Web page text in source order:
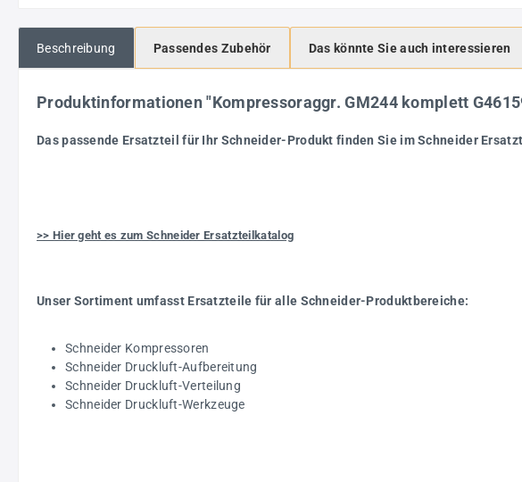
Beschreibung Passendes Zubehör Das könnte Sie auch interessieren
Produktinformationen "Kompressoraggr. GM244 komplett
Das passende Ersatzteil für Ihr Schneider-Produkt finden Sie im Schneider
>> Hier geht es zum Schneider Ersatzteilkatalog
Unser Sortiment umfasst Ersatzteile für alle Schneider-Produktbereiche:
Schneider Kompressoren
Schneider Druckluft-Aufbereitung
Schneider Druckluft-Verteilung
Schneider Druckluft-Werkzeuge